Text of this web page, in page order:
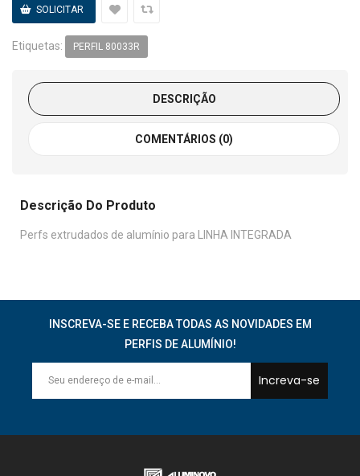
Etiquetas: PERFIL 80033R
DESCRIÇÃO
COMENTÁRIOS (0)
Descrição Do Produto
Perfs extrudados de alumínio para LINHA INTEGRADA
INSCREVA-SE E RECEBA TODAS AS NOVIDADES EM
PERFIS DE ALUMÍNIO!
Increva-se